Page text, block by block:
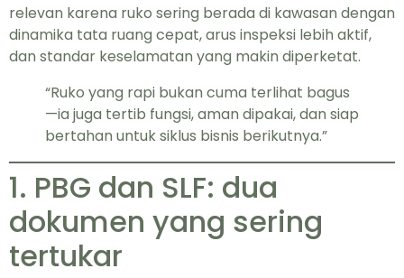
relevan karena ruko sering berada di kawasan dengan
dinamika tata ruang cepat, arus inspeksi lebih aktif,
dan standar keselamatan yang makin diperketat.
“Ruko yang rapi bukan cuma terlihat bagus
—ia juga tertib fungsi, aman dipakai, dan siap
bertahan untuk siklus bisnis berikutnya.”
1. PBG dan SLF: dua
dokumen yang sering
tertukar